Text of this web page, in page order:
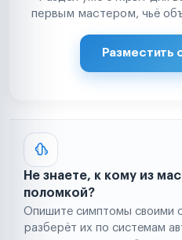
первым мастером, чьё
Разместить
Не знаете, к кому из
поломкой?
Опишите симптомы своими
разберёт их по системам